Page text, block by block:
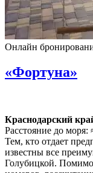
Онлайн
«Фортуна»
Краснодарский
Расстояние до моря:
Тем, кто отдает
известны все
Голубицкой.